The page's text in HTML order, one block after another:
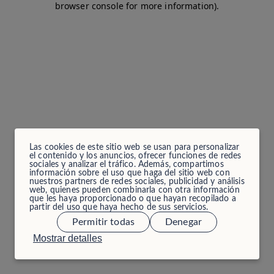
Las cookies de este sitio web se usan para personalizar
el contenido y los anuncios, ofrecer funciones de redes
sociales y analizar el tráfico. Además, compartimos
información sobre el uso que haga del sitio web con
nuestros partners de redes sociales, publicidad y análisis
web, quienes pueden combinarla con otra información
que les haya proporcionado o que hayan recopilado a
partir del uso que haya hecho de sus servicios.
Mostrar detalles
Permitir todas Denegar
browser console for more information).